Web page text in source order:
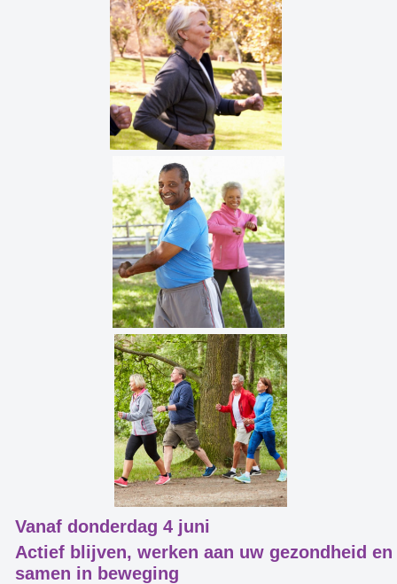
Vanaf donderdag 4 juni
Actief blijven, werken aan uw gezondheid en
samen in beweging